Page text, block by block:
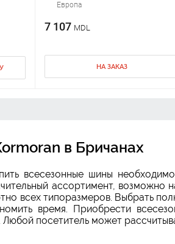
Европа
7 107 MDL
НА ЗАКАЗ
в Бричанах
всесезонные шины
ассортимент, возможно
всех типоразмеров. Выбрать
время. Приобрести
посетитель может